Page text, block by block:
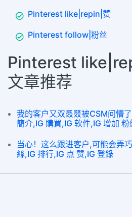
Pinterest like|repin|赞
Pinterest follow|粉丝
Pinterest
文章推荐
我的客户又双叒叕被CSM问懵
簡介,IG 購買,IG 软件,IG 增加 粉
当心！这么跟进客户,可能会弄
絲,IG 排行,IG 点 赞,IG 登錄